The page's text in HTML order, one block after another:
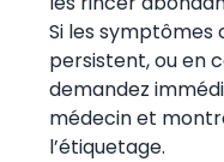
Si les symptômes
persistent, ou en
demandez
médecin et
l’étiquetage.